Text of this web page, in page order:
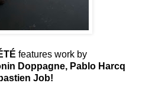
features work by
Doppagne, Pablo Harcq
Job!